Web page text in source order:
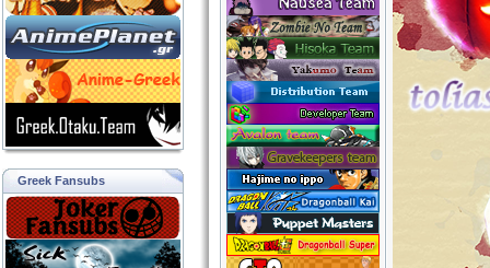
Greek Fansubs